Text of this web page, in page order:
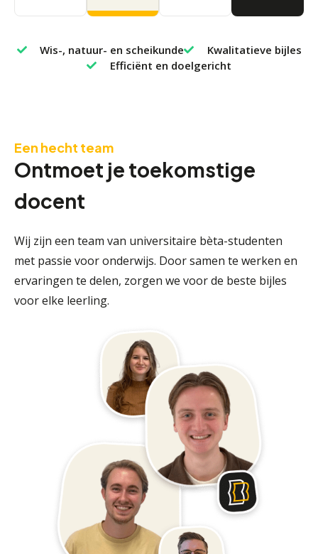
Wis-, natuur- en scheikunde
Kwalitatieve bijles
Efficiënt en doelgericht
Een hecht team
Ontmoet je toekomstige
docent
Wij zijn een team van universitaire bèta-studenten
met passie voor onderwijs. Door samen te werken en
ervaringen te delen, zorgen we voor de beste bijles
voor elke leerling.